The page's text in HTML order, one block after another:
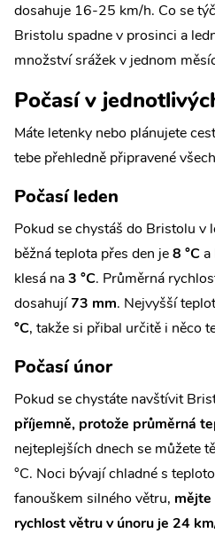
dosahuje 16-25 km/h. Co se
Bristolu spadne v prosinci a
množství srážek v jednom
Počasí v
Máte letenky nebo plánujete
tebe přehledně připravené
Počasí leden
Pokud se chystáš do Bristolu v
běžná teplota přes den je8 °C
klesá na3 °C. Průměrná
dosahují73 mm. Nejvyšší
°C, takže si přibal určitě i něco
Počasí únor
Pokud se chystáte navštívit
příjemně, protože průměrná
nejteplejších dnech se můžete
°C. Noci bývají chladné s
fanouškem silného větru, mějte
rychlost větru v únoru je 24